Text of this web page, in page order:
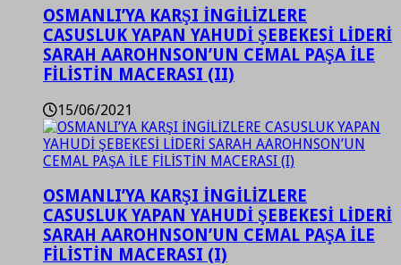
OSMANLI’YA KARŞI İNGİLİZLERE
CASUSLUK YAPAN YAHUDİ ŞEBEKESİ LİDERİ
SARAH AAROHNSON’UN CEMAL PAŞA İLE
FİLİSTİN MACERASI (II)
15/06/2021
OSMANLI’YA KARŞI İNGİLİZLERE
CASUSLUK YAPAN YAHUDİ ŞEBEKESİ LİDERİ
SARAH AAROHNSON’UN CEMAL PAŞA İLE
FİLİSTİN MACERASI (I)